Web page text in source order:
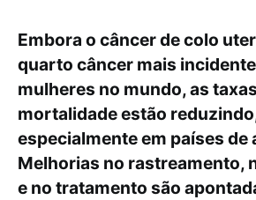
Embora o câncer de colo
quarto câncer mais
mulheres no mundo, as
mortalidade estão
especialmente em países de
Melhorias no rastreamento,
e no tratamento são